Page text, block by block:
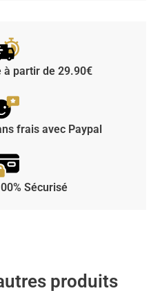
à partir de 29.90€
frais avec Paypal
Sécurisé
produits